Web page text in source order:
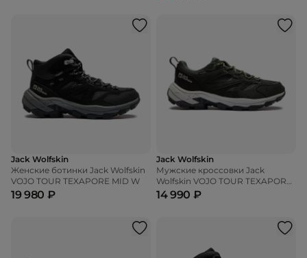
Jack Wolfskin
Женские ботинки Jack Wolfskin
VOJO TOUR TEXAPORE MID W
19 980 ₽
Jack Wolfskin
Мужские кроссовки Jack
Wolfskin VOJO TOUR TEXAPORE
LOW M
14 990 ₽